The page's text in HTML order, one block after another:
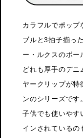
カラフルでポップ
ブルと3拍子揃っ
ー・ルクスのボー
どれも厚手のデニ
ヤークリップが特
ンのシリーズです。
子供でも使いやす
インされているの